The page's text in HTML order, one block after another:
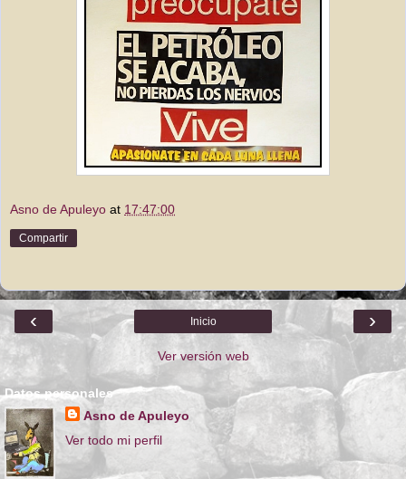
Asno de Apuleyo at 17:47:00
Compartir
‹ ›
Inicio
Ver versión web
Datos personales
Asno de Apuleyo
Ver todo mi perfil